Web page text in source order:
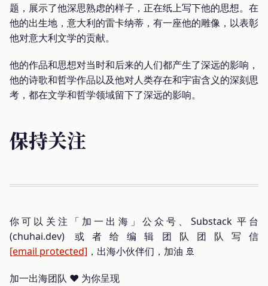
题，展示了他深思熟虑的样子，正在纸上写下他的思想。在
他的出生地，意大利的雷卡纳蒂，有一座他的雕像，以表彰
他对意大利文学的贡献。
他的作品和思想对当时和后来的人们都产生了深远的影响，
他的诗歌和哲学作品以及他对人类存在和宇宙含义的深刻思
考，都在文学和哲学领域留下了深远的影响。
保持关注
你可以关注「加一出海」公众号、Substack 平台
(chuhai.dev) 或者给编辑团队团队写信
[email protected] ，出海小伙伴们，加油 🚢
加一出海团队 ❤️ 为你呈现